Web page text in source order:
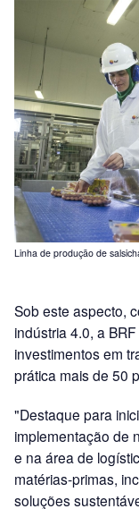
Linha de produção de
Sob este aspecto,
indústria 4.0, a
investimentos em
prática mais de 50
"Destaque para
implementação de
e na área de
matérias-primas,
soluções